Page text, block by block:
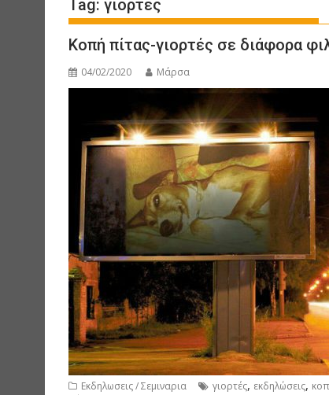
Tag: γιορτές
Κοπή πίτας-γιορτές σε διάφορα
04/02/2020 Μάρσα
Εκδηλωσεις / Σεμιναρια γιορτές, εκδηλώσεις,